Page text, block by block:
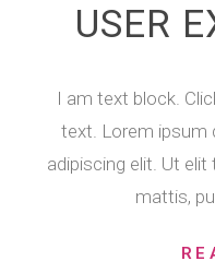
USER
I am text block.
text. Lorem ipsum
adipiscing elit. Ut
mattis,